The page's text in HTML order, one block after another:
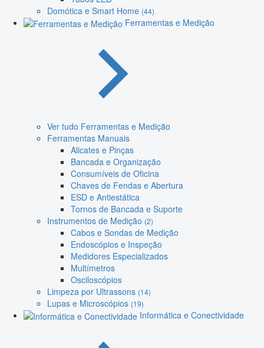
Domótica e Smart Home (44)
Ferramentas e Medição
Ver tudo Ferramentas e Medição
Ferramentas Manuais
Alicates e Pinças
Bancada e Organização
Consumíveis de Oficina
Chaves de Fendas e Abertura
ESD e Antiestática
Tornos de Bancada e Suporte
Instrumentos de Medição (2)
Cabos e Sondas de Medição
Endoscópios e Inspeção
Medidores Especializados
Multímetros
Osciloscópios
Limpeza por Ultrassons (14)
Lupas e Microscópios (19)
Informática e Conectividade